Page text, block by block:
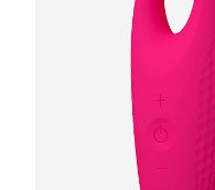
Arábia Saudita